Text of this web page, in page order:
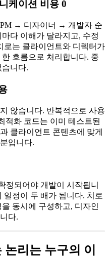
케이션 비용 0
→ 디자이너 → 개발자 순
다 이해가 달라지고, 수정
로는 클라이언트와 디렉터가
흐름으로 처리합니다. 중
니다.
않습니다. 반복적으로 사용
적화 코드는 이미 테스트된
클라이언트 콘텐츠에 맞게
입니다.
정되어야 개발이 시작됩니
일정이 두 배가 됩니다. 치로
동시에 구성하고, 디자인
다.
리는 누구의 이